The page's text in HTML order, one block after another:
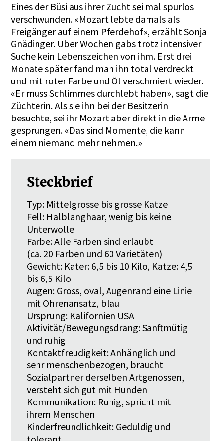
Eines der Büsi aus ihrer Zucht sei mal spurlos
verschwunden. «Mozart lebte damals als
Freigänger auf einem Pferdehof», erzählt Sonja
Gnädinger. Über Wochen gabs trotz intensiver
Suche kein Lebenszeichen von ihm. Erst drei
Monate später fand man ihn total verdreckt
und mit roter Farbe und Öl verschmiert wieder.
«Er muss Schlimmes durchlebt haben», sagt die
Züchterin. Als sie ihn bei der Besitzerin
besuchte, sei ihr Mozart aber direkt in die Arme
gesprungen. «Das sind Momente, die kann
einem niemand mehr nehmen.»
Steckbrief
Typ: Mittelgrosse bis grosse Katze
Fell: Halblanghaar, wenig bis keine
Unterwolle
Farbe: Alle Farben sind erlaubt
(ca. 20 Farben und 60 Varietäten)
Gewicht: Kater: 6,5 bis 10 Kilo, Katze: 4,5
bis 6,5 Kilo
Augen: Gross, oval, Augenrand eine Linie
mit Ohrenansatz, blau
Ursprung: Kalifornien USA
Aktivität/Bewegungsdrang: Sanftmütig
und ruhig
Kontaktfreudigkeit: Anhänglich und
sehr menschen­bezogen, braucht
Sozialpartner derselben Artgenossen,
versteht sich gut mit Hunden
Kommunikation: Ruhig, spricht mit
ihrem Menschen
Kinderfreundlichkeit: Geduldig und